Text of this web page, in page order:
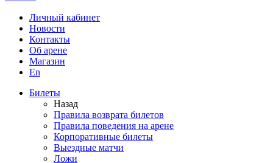
Личный кабинет
Новости
Контакты
Об арене
Магазин
En
Билеты
Назад
Правила возврата билетов
Правила поведения на арене
Корпоративные билеты
Выездные матчи
Ложи